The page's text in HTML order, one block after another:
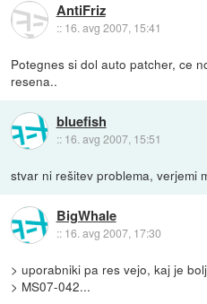
AntiFriz
:: 16. avg 2007, 15:41
Potegnes si dol auto patcher, ce
resena..
bluefish
:: 16. avg 2007, 15:51
stvar ni rešitev problema, verjemi
BigWhale
:: 16. avg 2007, 17:30
> uporabniki pa res vejo, kaj je
> MS07-042...